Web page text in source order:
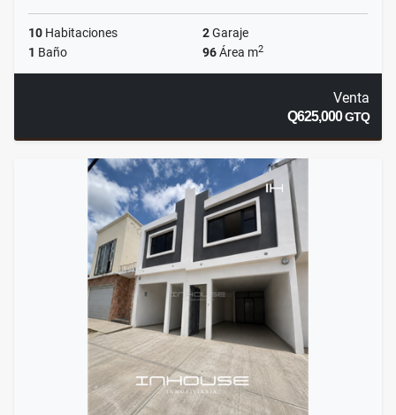
10 Habitaciones 2Garaje
1 Baño 96Área m2
Venta
Q625,000GTQ